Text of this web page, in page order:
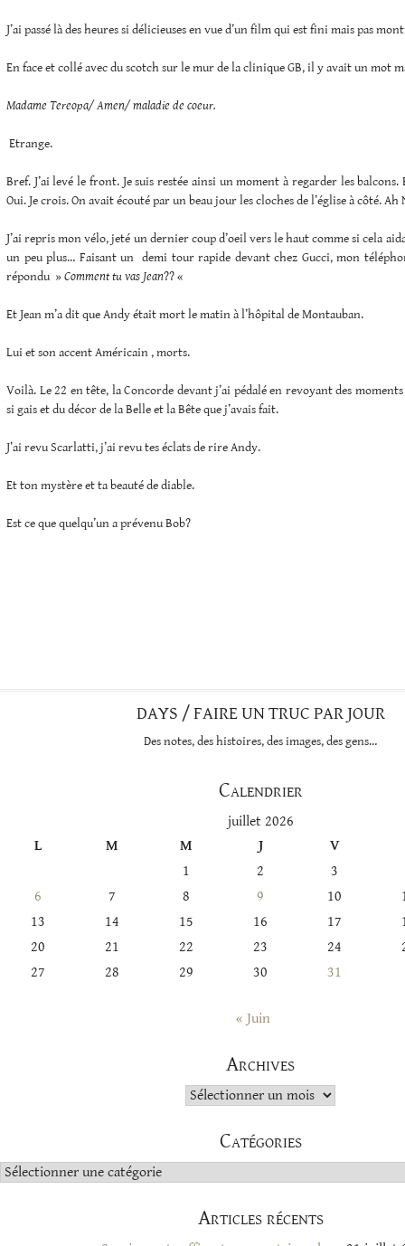
J’ai passé là des heures si délicieuses en vue d’un film qui est fini mais pas
En face et collé avec du scotch sur le mur de la clinique GB, il y avait un mot
Madame Tereopa/ Amen/ maladie de coeur.
Etrange.
Bref. J’ai levé le front. Je suis restée ainsi un moment à regarder les balcons.
Oui. Je crois. On avait écouté par un beau jour les cloches de l’église à côté. Ah
J’ai repris mon vélo, jeté un dernier coup d’oeil vers le haut comme si cela
un peu plus… Faisant un demi tour rapide devant chez Gucci, mon
répondu » Comment tu vas Jean?? «
Et Jean m’a dit que Andy était mort le matin à l’hôpital de Montauban.
Lui et son accent Américain , morts.
Voilà. Le 22 en tête, la Concorde devant j’ai pédalé en revoyant des
si gais et du décor de la Belle et la Bête que j’avais fait.
J’ai revu Scarlatti, j’ai revu tes éclats de rire Andy.
Et ton mystère et ta beauté de diable.
Est ce que quelqu’un a prévenu Bob?
DAYS / FAIRE UN TRUC PAR JOUR
Des notes, des histoires, des images, des gens…
Calendrier
juillet 2026
L
M M J
V
1
2
3
6
7 8 9 10
13
14 15 16 17
20
21 22 23 24
27
28 29 30 31
« Juin
Archives
Archives
Catégories
Catégories
Articles récents